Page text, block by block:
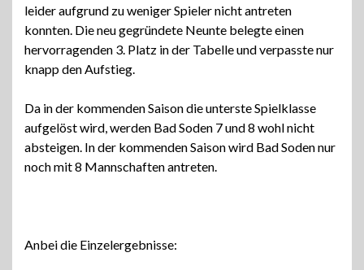
leider aufgrund zu weniger Spieler nicht antreten
konnten. Die neu gegründete Neunte belegte einen
hervorragenden 3. Platz in der Tabelle und verpasste nur
knapp den Aufstieg.
Da in der kommenden Saison die unterste Spielklasse
aufgelöst wird, werden Bad Soden 7 und 8 wohl nicht
absteigen. In der kommenden Saison wird Bad Soden nur
noch mit 8 Mannschaften antreten.
Anbei die Einzelergebnisse: